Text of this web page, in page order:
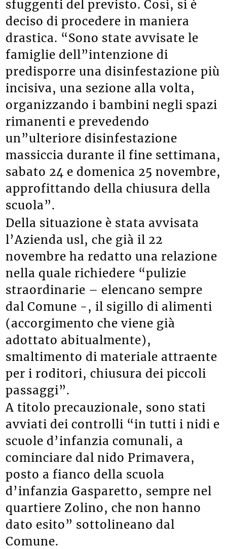
sfuggenti del previsto. Così, si è
deciso di procedere in maniera
drastica. “Sono state avvisate le
famiglie dell”intenzione di
predisporre una disinfestazione più
incisiva, una sezione alla volta,
organizzando i bambini negli spazi
rimanenti e prevedendo
un”ulteriore disinfestazione
massiccia durante il fine settimana,
sabato 24 e domenica 25 novembre,
approfittando della chiusura della
scuola”.
Della situazione è stata avvisata
l’Azienda usl, che già il 22
novembre ha redatto una relazione
nella quale richiedere “pulizie
straordinarie – elencano sempre
dal Comune -, il sigillo di alimenti
(accorgimento che viene già
adottato abitualmente),
smaltimento di materiale attraente
per i roditori, chiusura dei piccoli
passaggi”.
A titolo precauzionale, sono stati
avviati dei controlli “in tutti i nidi e
scuole d’infanzia comunali, a
cominciare dal nido Primavera,
posto a fianco della scuola
d’infanzia Gasparetto, sempre nel
quartiere Zolino, che non hanno
dato esito” sottolineano dal
Comune.